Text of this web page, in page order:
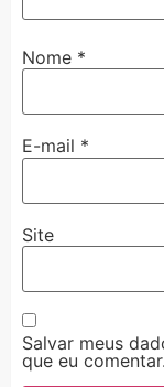
Nome *
E-mail *
Site
Salvar meus
que eu comentar.